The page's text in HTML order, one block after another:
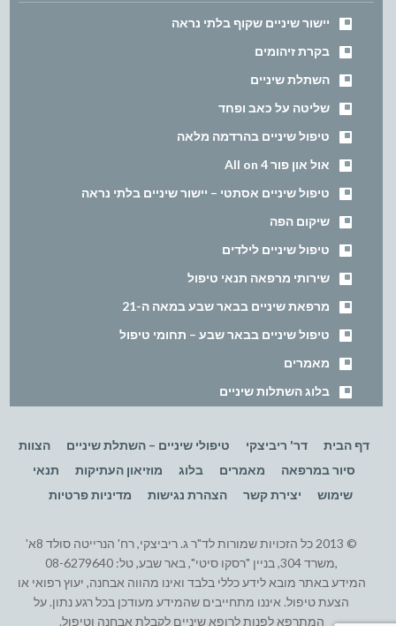
יישור שיניים שקוף בלתי נראה
בקרת זיהומים
השתלת שיניים
שליטה על כאב ופחד
טיפול שיניים בהרדמה מלאה
אול און פור All on 4
טיפול שיניים אסתטי – יישור שיניים בלתי נראה
שיקום הפה
טיפול שיניים לילדים
שירותי מרפאה תנאי טיפול
מרפאת שיניים בבאר שבע במאה ה-21
טיפול שיניים בבאר שבע – תחומי טיפול
מאמרים
בלוג השתלות שיניים
דף הבית דר' ריביצקי טיפולי שיניים – השתלת שיניים
הצוות
סיור במרפאה
מאמרים בלוג מוזיאון העתיקות
תנאי
שימוש
יצירת קשר הצהרת נגישות מדיניות פרטיות
© 2013 כל הזכויות שמורות לד"ר ג. ריביצקי, רח' הנרייטה סולד 8א'
,משרד 304, בניין "רסקו סיטי", באר שבע, טל: 08-6279640
המידע באתר מובא לידע כללי בלבד ואינו מהווה אבחנה, יעוץ רפואי או
הצעת טיפול. איננו מתחייבים שהמידע מעודכן בכל רגע נתון. על
המתרפא לפנות לרופא שיניים לקבלת אבחנה וטיפול.